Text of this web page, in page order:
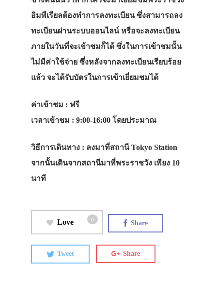
อิมพีเรียลต้องทำการลงทะเบียน ซึ่งสามารถลง
ทะเบียนผ่านระบบออนไลน์ หรือจะลงทะเบียน
ภายในวันที่จะเข้าชมก็ได้ ซึ่งในการเข้าชมนั้น
ไม่มีค่าใช้จ่าย ซึ่งหลังจากลงทะเบียนเรียบร้อย
แล้ว จะได้รับบัตรในการเข้าเยี่ยมชมได้
ค่าเข้าชม : ฟรี
เวลาเข้าชม : 9:00-16:00 โดยประมาณ
วิธีการเดินทาง : ลงมาที่สถานี Tokyo Station
จากนั้นเดินจากสถานีมาที่พระราชวัง เพียง 10
นาที
Love 0 Share
Tweet Share